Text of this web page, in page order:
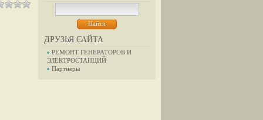
ДРУЗЬЯ САЙТА
РЕМОНТ ГЕНЕРАТОРОВ И
ЭЛЕКТРОСТАНЦИЙ
Партнеры